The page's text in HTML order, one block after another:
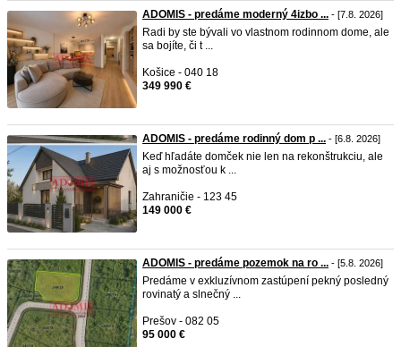
ADOMIS - predáme moderný 4izbo ... - [7.8. 2026]
Radi by ste bývali vo vlastnom rodinnom dome, ale
sa bojíte, či t ...
Košice - 040 18
349 990 €
ADOMIS - predáme rodinný dom p ... - [6.8. 2026]
Keď hľadáte domček nie len na rekonštrukciu, ale
aj s možnosťou k ...
Zahraničie - 123 45
149 000 €
ADOMIS - predáme pozemok na ro ... - [5.8. 2026]
Predáme v exkluzívnom zastúpení pekný posledný
rovinatý a slnečný ...
Prešov - 082 05
95 000 €